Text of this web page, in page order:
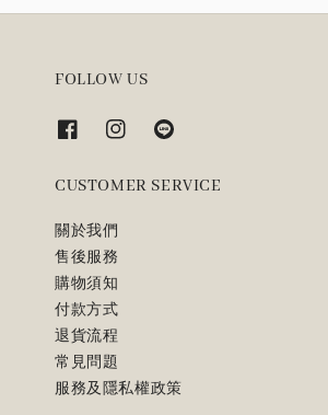
FOLLOW US
CUSTOMER SERVICE
關於我們
售後服務
購物須知
付款方式
退貨流程
常見問題
服務及隱私權政策